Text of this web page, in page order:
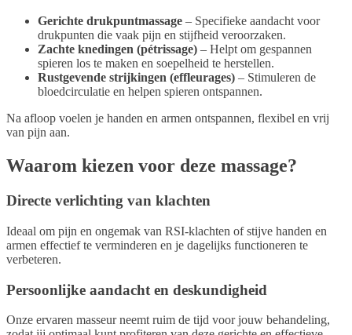
Gerichte drukpuntmassage – Specifieke aandacht voor
drukpunten die vaak pijn en stijfheid veroorzaken.
Zachte knedingen (pétrissage) – Helpt om gespannen
spieren los te maken en soepelheid te herstellen.
Rustgevende strijkingen (effleurages) – Stimuleren de
bloedcirculatie en helpen spieren ontspannen.
Na afloop voelen je handen en armen ontspannen, flexibel en vrij
van pijn aan.
Waarom kiezen voor deze massage?
Directe verlichting van klachten
Ideaal om pijn en ongemak van RSI-klachten of stijve handen en
armen effectief te verminderen en je dagelijks functioneren te
verbeteren.
Persoonlijke aandacht en deskundigheid
Onze ervaren masseur neemt ruim de tijd voor jouw behandeling,